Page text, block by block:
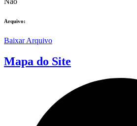
Arquivo:
Baixar Arquivo
Mapa do Site